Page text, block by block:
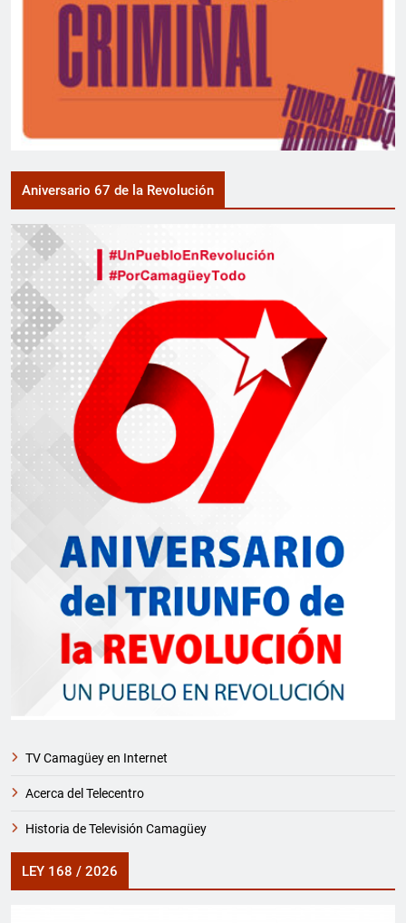
Aniversario 67 de la Revolución
TV Camagüey en Internet
Acerca del Telecentro
Historia de Televisión Camagüey
LEY 168 / 2026